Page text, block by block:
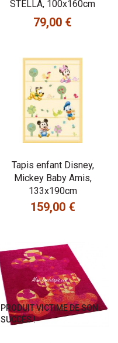
STELLA, 100x160cm
Prix
79,00 €
Tapis enfant Disney,
Mickey Baby Amis,
133x190cm
Prix
159,00 €
PRODUIT VICTIME DE SON
SUCCÈS !